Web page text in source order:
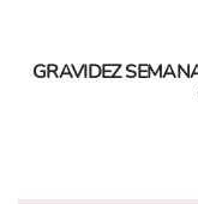
GRAVIDEZ